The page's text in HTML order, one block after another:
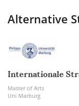
Alternative
Internationale
Master of Arts
Uni Marburg